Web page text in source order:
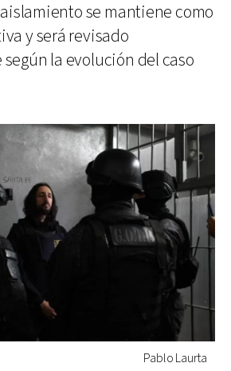
se mantiene como
y será revisado
la evolución del caso
Pablo Laurta